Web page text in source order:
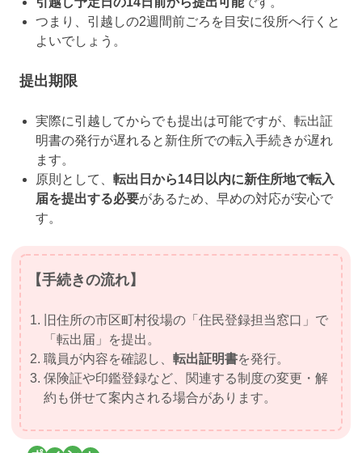
つまり、引越しの2週間前ごろを目安に役所へ行くと
よいでしょう。
提出期限
実際に引越してからでも提出は可能ですが、転出証
明書の発行が遅れると新住所での転入手続きが遅れ
ます。
原則として、 転出日から14日以内に新住所地で転入
届を提出する必要があるため、早めの対応が安心で
す。
【手続きの流れ】
旧住所の市区町村役場の「住民登録担当窓口」で
「転出届」を提出。
職員が内容を確認し、 転出証明書を発行。
保険証や印鑑登録など、関連する制度の変更・解
約も併せて案内される場合があります。